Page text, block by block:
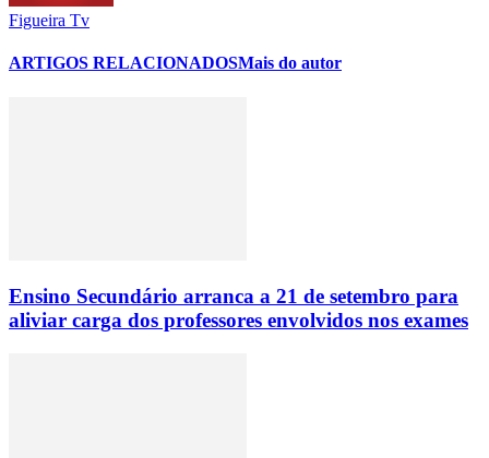
Figueira Tv
ARTIGOS RELACIONADOSMais do autor
Ensino Secundário arranca a 21 de setembro para
aliviar carga dos professores envolvidos nos exames